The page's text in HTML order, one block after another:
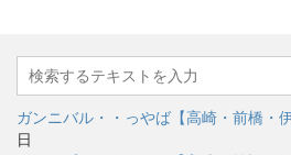
ガンニバル・・っやば【高崎・前橋・
日